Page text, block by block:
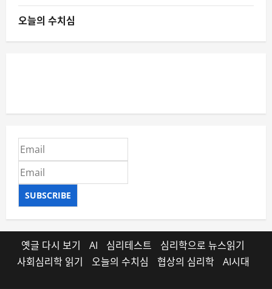
오늘의 수치심
SUBSCRIBE
옛글 다시 보기 AI 심리테스트
심리학으로 뉴스읽기
사회심리학 읽기
오늘의 수치심 협상의 심리학 AI시대